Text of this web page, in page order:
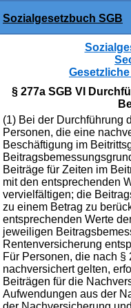
Sozialgesetzbuch SGB
§ 277a SGB VI
(1) Bei der Durchführung
Personen, die eine
Beschäftigung im
Beiträge für Zeiten im
mit den entsprechenden
vervielfältigen; die
zu einem Betrag zu
entsprechenden Werte
jeweiligen
Rentenversicherung
Für Personen, die nach §
nachversichert gelten,
Beiträgen für die
Aufwendungen aus der